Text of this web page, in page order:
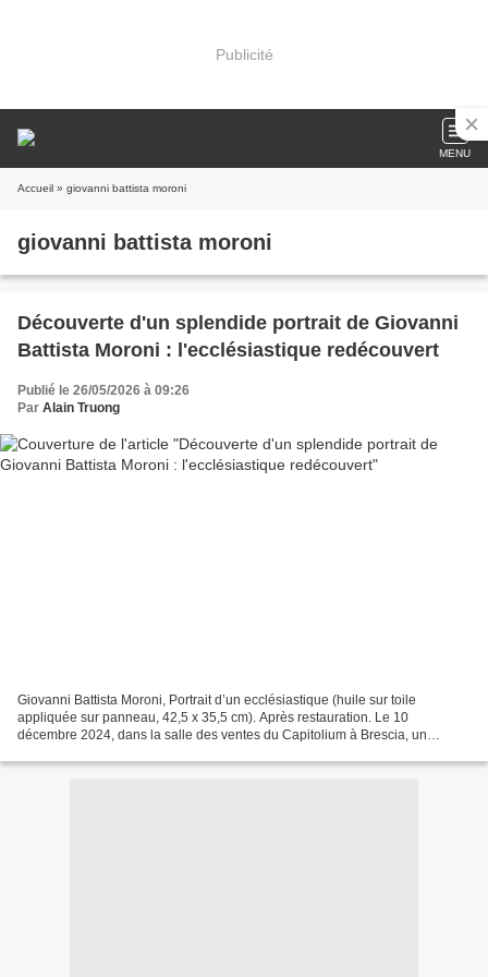
Publicité
MENU
Accueil » giovanni battista moroni
giovanni battista moroni
Découverte d'un splendide portrait de Giovanni
Battista Moroni : l'ecclésiastique redécouvert
Publié le 26/05/2026 à 09:26
Par Alain Truong
Giovanni Battista Moroni, Portrait d’un ecclésiastique (huile sur toile
appliquée sur panneau, 42,5 x 35,5 cm). Après restauration. Le 10
décembre 2024, dans la salle des ventes du Capitolium à Brescia, un